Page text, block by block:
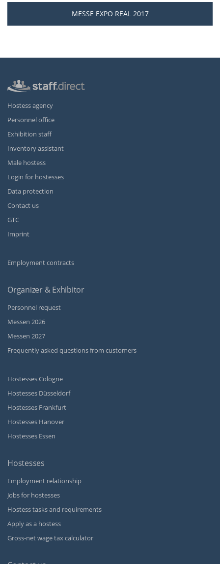
MESSE EXPO REAL 2017
Hostess agency
Personnel office
Exhibition staff
Inventory assistant
Male hostess
Login for hostesses
Data protection
Contact us
GTC
Imprint
Employment contracts
Organizer & Exhibitor
Personnel request
Messen 2026
Messen 2027
Frequently asked questions from customers
Hostesses Cologne
Hostesses Düsseldorf
Hostesses Frankfurt
Hostesses Hanover
Hostesses Essen
Hostesses
Employment relationship
Jobs for hostesses
Hostess tasks and requirements
Apply as a hostess
Gross-net wage tax calculator